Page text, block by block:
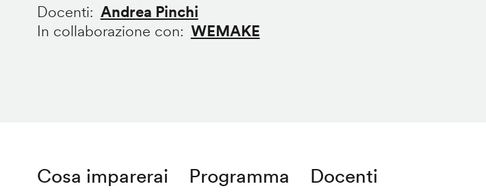
Docenti
Andrea Pinchi
In collaborazione con
WEMAKE
Cosa imparerai Programma Docenti